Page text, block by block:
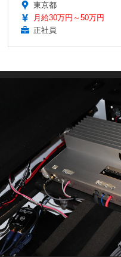
東京都
月給30万円～50万円
正社員